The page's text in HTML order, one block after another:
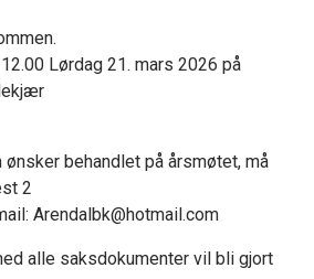
Lørdag 21. mars 2026 på
behandlet på årsmøtet, må
2
Arendalbk@hotmail.com
alle saksdokumenter vil bli gjort